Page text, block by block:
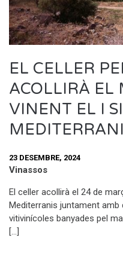
EL CELLER
ACOLLIRÀ EL
VINENT EL I
23 DESEMBRE, 2024
Vinassos
El celler acollirà el 24 de
Mediterranis juntament
vitivinícoles banyades pel
[…]